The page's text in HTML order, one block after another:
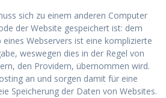
sich zu einem anderen Computer
der Website gespeichert ist: dem
Webservers ist eine komplizierte
weswegen dies in der Regel von
den Providern, übernommen wird.
an und sorgen damit für eine
Speicherung der Daten von Websites.